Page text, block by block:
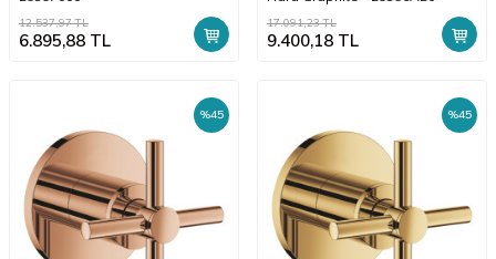
12.537,97TL
6.895,88 TL
17.091,23TL
9.400,18 TL
%45 %45